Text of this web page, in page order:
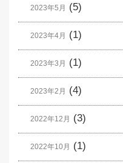
2023年5月 (5)
2023年4月 (1)
2023年3月 (1)
2023年2月 (4)
2022年12月 (3)
2022年10月 (1)